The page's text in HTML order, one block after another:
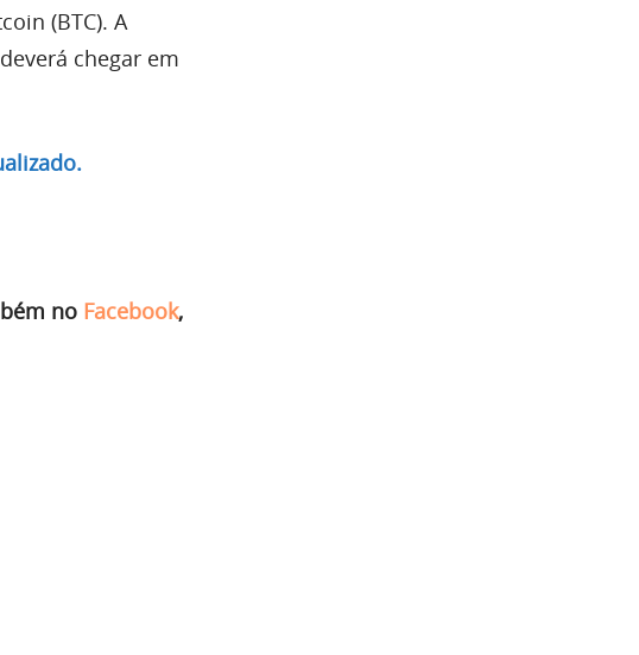
(BTC). A
chegar em
no Facebook,